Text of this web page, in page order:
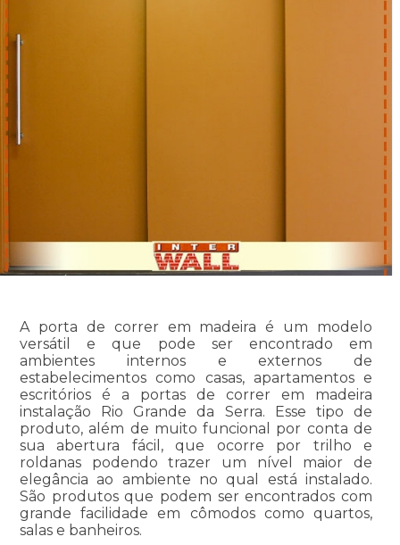
A porta de correr em madeira é um modelo
versátil e que pode ser encontrado em
ambientes internos e externos de
estabelecimentos como casas, apartamentos e
escritórios é a portas de correr em madeira
instalação Rio Grande da Serra. Esse tipo de
produto, além de muito funcional por conta de
sua abertura fácil, que ocorre por trilho e
roldanas podendo trazer um nível maior de
elegância ao ambiente no qual está instalado.
São produtos que podem ser encontrados com
grande facilidade em cômodos como quartos,
salas e banheiros.